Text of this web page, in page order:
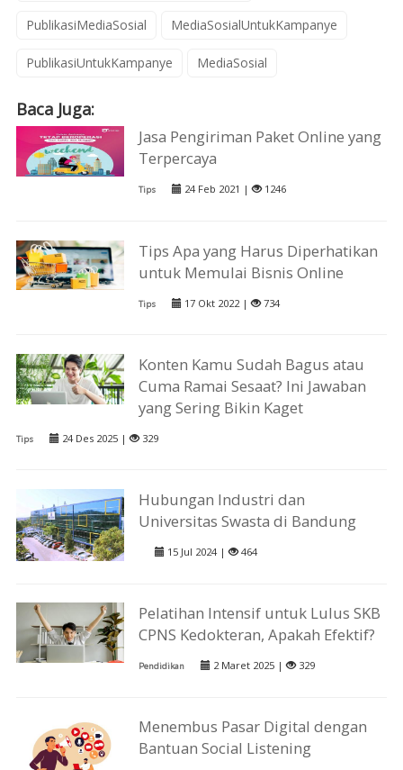
PublikasiMediaSosial MediaSosialUntukKampanye
PublikasiUntukKampanye MediaSosial
Baca Juga:
Jasa Pengiriman Paket Online yang
Terpercaya
Tips 24 Feb 2021 | 1246
Tips Apa yang Harus Diperhatikan
untuk Memulai Bisnis Online
Tips 17 Okt 2022 | 734
Konten Kamu Sudah Bagus atau
Cuma Ramai Sesaat? Ini Jawaban
yang Sering Bikin Kaget
Tips 24 Des 2025 | 329
Hubungan Industri dan
Universitas Swasta di Bandung
15 Jul 2024 | 464
Pelatihan Intensif untuk Lulus SKB
CPNS Kedokteran, Apakah Efektif?
Pendidikan 2 Maret 2025 | 329
Menembus Pasar Digital dengan
Bantuan Social Listening